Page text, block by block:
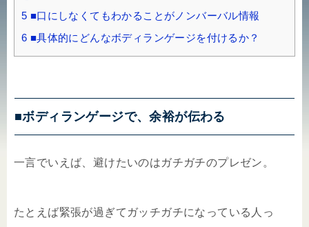
5 ■口にしなくてもわかることがノンバーバル情報
6 ■具体的にどんなボディランゲージを付けるか？
■ボディランゲージで、余裕が伝わる
一言でいえば、避けたいのはガチガチのプレゼン。
たとえば緊張が過ぎてガッチガチになっている人っ